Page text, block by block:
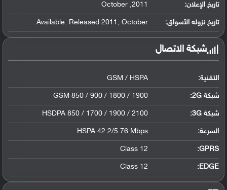
تاريخ الإعلان: 2011, October
تاريخ نزوله الأسواق: Available. Released 2011, October
شبكة الاتصال
التقنية: GSM / HSPA
شبكة 2G: GSM 850 / 900 / 1800 / 1900
شبكة 3G :
HSDPA 850 / 1700 / 1900 / 2100
السرعة: HSPA 42.2/5.76 Mbps
GPRS:
Class 12
EDGE:
Class 12